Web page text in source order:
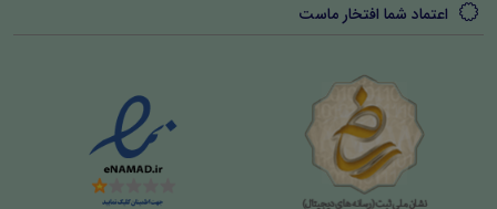
اعتماد شما افتخار ماست